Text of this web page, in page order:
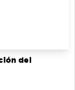
del